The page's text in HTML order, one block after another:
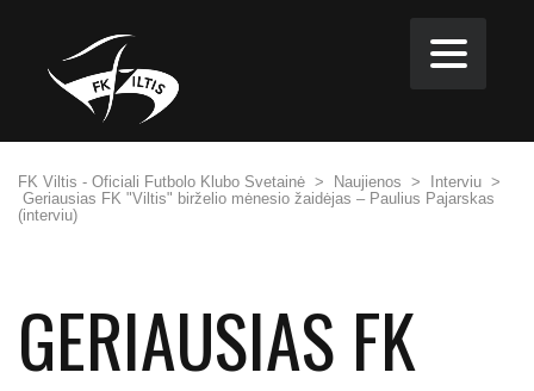
FK Viltis - Oficiali Futbolo Klubo Svetainė > Naujienos > Interviu >
Geriausias FK "Viltis" birželio mėnesio žaidėjas – Paulius Pajarskas
(interviu)
GERIAUSIAS FK